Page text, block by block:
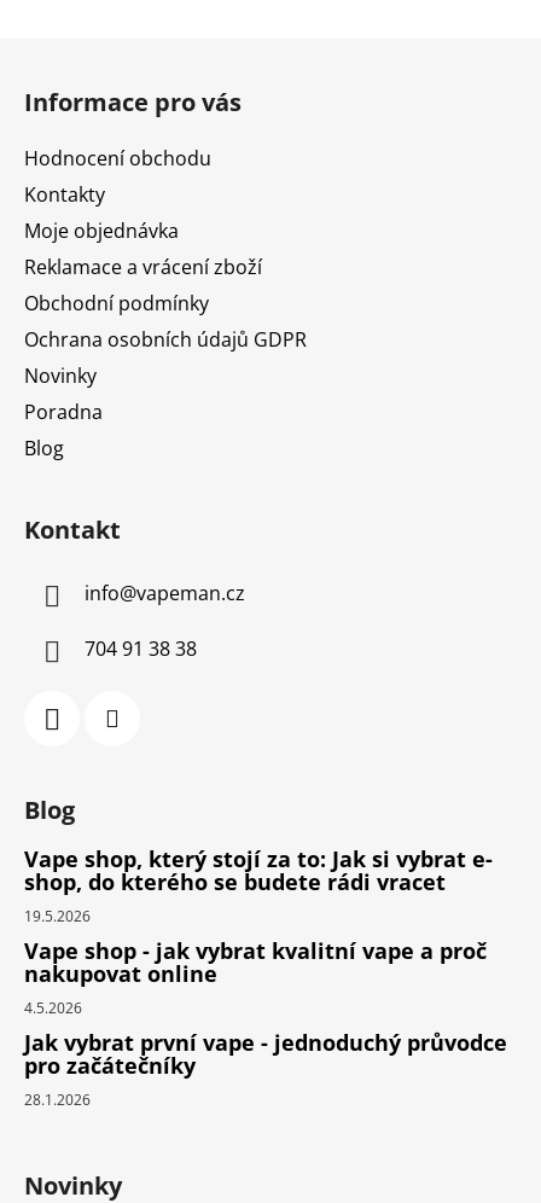
Informace pro vás
Hodnocení obchodu
Kontakty
Moje objednávka
Reklamace a vrácení zboží
Obchodní podmínky
Ochrana osobních údajů GDPR
Novinky
Poradna
Blog
Kontakt
info@vapeman.cz
704 91 38 38
Blog
Vape shop, který stojí za to: Jak si vybrat e-
shop, do kterého se budete rádi vracet
19.5.2026
Vape shop - jak vybrat kvalitní vape a proč
nakupovat online
4.5.2026
Jak vybrat první vape - jednoduchý průvodce
pro začátečníky
28.1.2026
Novinky